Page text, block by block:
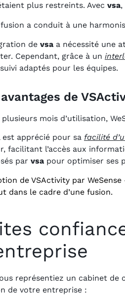
plus restreints. Avec vsa,
a conduit à une
de vsa a nécessité une
Cependant, grâce à un
adaptés pour les équipes.
de
plusieurs mois d’utilisation,
est apprécié pour sa facilité
facilitant l’accès aux
par vsa pour optimiser ses
de VSActivity par
dans le cadre d’une fusion.
représentiez un cabinet de
de votre entreprise :